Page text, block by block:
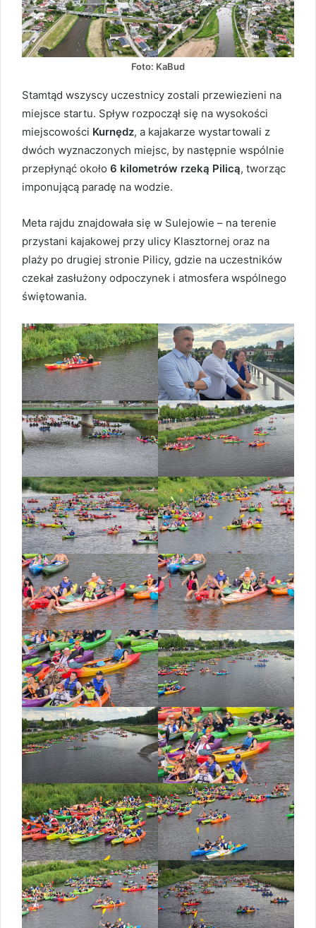
Foto: KaBud
Stamtąd wszyscy uczestnicy zostali przewiezieni na
miejsce startu. Spływ rozpoczął się na wysokości
miejscowości Kurnędz, a kajakarze wystartowali z
dwóch wyznaczonych miejsc, by następnie wspólnie
przepłynąć około 6 kilometrów rzeką Pilicą, tworząc
imponującą paradę na wodzie.
Meta rajdu znajdowała się w Sulejowie – na terenie
przystani kajakowej przy ulicy Klasztornej oraz na
plaży po drugiej stronie Pilicy, gdzie na uczestników
czekał zasłużony odpoczynek i atmosfera wspólnego
świętowania.